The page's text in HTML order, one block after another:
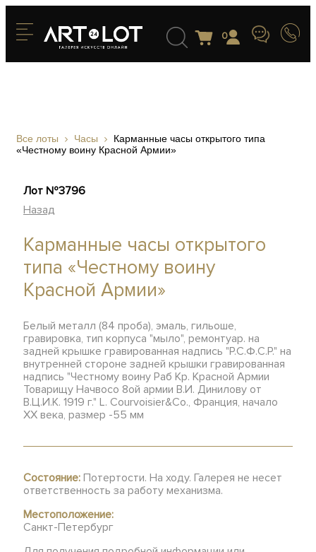
0
Все лоты Часы
Карманные часы открытого типа
«Честному воину Красной Армии»
Лот №3796
Назад
Карманные часы открытого
типа «Честному воину
Красной Армии»
Белый металл (84 проба), эмаль, гильоше,
гравировка, тип корпуса "мыло", ремонтуар. на
задней крышке гравированная надпись "Р.С.Ф.С.Р." на
внутренней стороне задней крышки гравированная
надпись "Честному воину Раб Кр. Красной Армии
Товарищу Начвосо 8ой армии В.И. Динилову от
В.Ц.И.К. 1919 г." L. Courvoisier&Co., Франция, начало
ХХ века, размер -55 мм
Состояние: Потертости. На ходу. Галерея не несет
ответственность за работу механизма.
Местоположение:
Санкт-Петербург